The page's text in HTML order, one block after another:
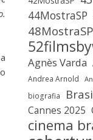
44MostraSP
48MostraSP
Agnès Varda
Andrea Arnold
biografia
Cannes 2025
cinema